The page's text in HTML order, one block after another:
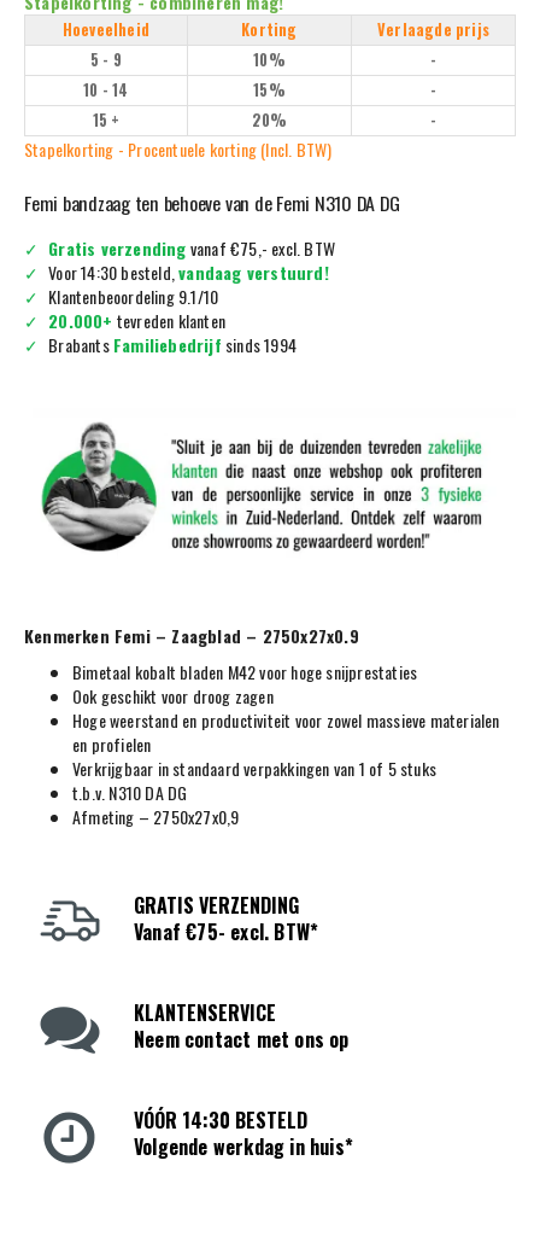
Hoeveelheid Korting
Verlaagde prijs
5 - 9
10%
-
10 - 14
15%
-
15 +
20% -
Stapelkorting - Procentuele korting (Incl. BTW)
Femi bandzaag ten behoeve van de Femi N310 DA DG
Gratis verzendingvanaf €75,- excl. BTW
Voor 14:30 besteld,vandaag verstuurd!
Klantenbeoordeling 9.1/10
20.000+ tevreden klanten
BrabantsFamiliebedrijf sinds 1994
Kenmerken Femi – Zaagblad – 2750x27x0.9
Bimetaal kobalt bladen M42 voor hoge snijprestaties
Ook geschikt voor droog zagen
Hoge weerstand en productiviteit voor zowel massieve materialen
en profielen
Verkrijgbaar in standaard verpakkingen van 1 of 5 stuks
t.b.v. N310 DA DG
Afmeting – 2750x27x0,9
GRATIS VERZENDING
Vanaf €75- excl. BTW*
KLANTENSERVICE
Neem contact met ons op
VÓÓR 14:30 BESTELD
Volgende werkdag in huis*